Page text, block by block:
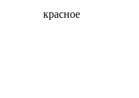
красное